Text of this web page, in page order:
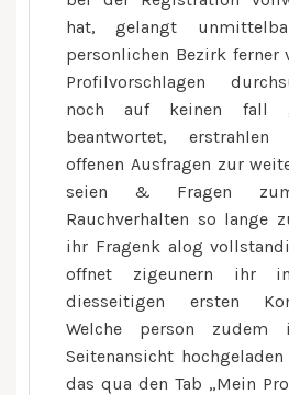
hat, gelangt
personlichen Bezirk ferner
Profilvorschlagen
noch auf keinen fall
beantwortet,
offenen Ausfragen zur
seien & Fragen
Rauchverhalten so lange
ihr Fragenk alog
offnet zigeunern ihr
diesseitigen ersten
Welche person zudem
Seitenansicht
das qua den Tab „Mein